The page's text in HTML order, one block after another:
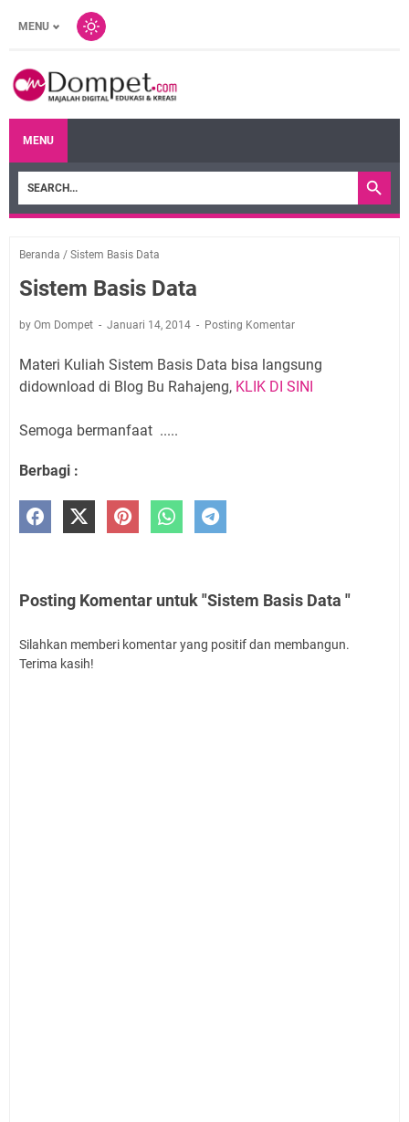
MENU
MENU
Beranda / Sistem Basis Data
Sistem Basis Data
by Om Dompet Januari 14, 2014 Posting Komentar
Materi Kuliah Sistem Basis Data bisa langsung
didownload di Blog Bu Rahajeng, KLIK DI SINI
Semoga bermanfaat .....
Berbagi :
Posting Komentar untuk "Sistem Basis Data "
Silahkan memberi komentar yang positif dan membangun.
Terima kasih!